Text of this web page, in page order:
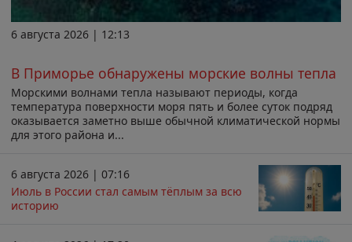
6 августа 2026 | 12:13
В Приморье обнаружены морские волны тепла
Морскими волнами тепла называют периоды, когда
температура поверхности моря пять и более суток подряд
оказывается заметно выше обычной климатической нормы
для этого района и...
6 августа 2026 | 07:16
Июль в России стал самым тёплым за всю
историю